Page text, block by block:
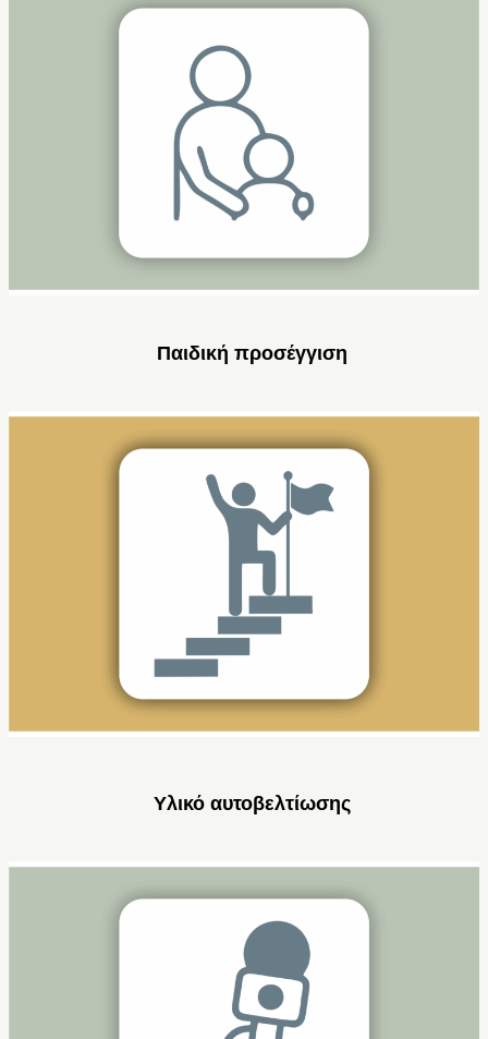
Παιδική προσέγγιση
Υλικό αυτοβελτίωσης